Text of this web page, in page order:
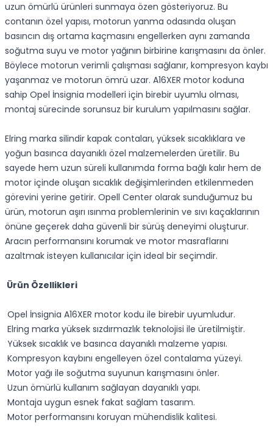
uzun ömürlü ürünleri sunmaya özen gösteriyoruz. Bu
contanın özel yapısı, motorun yanma odasında oluşan
basıncın dış ortama kaçmasını engellerken aynı zamanda
soğutma suyu ve motor yağının birbirine karışmasını da önler.
Böylece motorun verimli çalışması sağlanır, kompresyon kaybı
yaşanmaz ve motorun ömrü uzar. A16XER motor koduna
sahip Opel İnsignia modelleri için birebir uyumlu olması,
montaj sürecinde sorunsuz bir kurulum yapılmasını sağlar.
Elring marka silindir kapak contaları, yüksek sıcaklıklara ve
yoğun basınca dayanıklı özel malzemelerden üretilir. Bu
sayede hem uzun süreli kullanımda forma bağlı kalır hem de
motor içinde oluşan sıcaklık değişimlerinden etkilenmeden
görevini yerine getirir. Opell Center olarak sunduğumuz bu
ürün, motorun aşırı ısınma problemlerinin ve sıvı kaçaklarının
önüne geçerek daha güvenli bir sürüş deneyimi oluşturur.
Aracın performansını korumak ve motor masraflarını
azaltmak isteyen kullanıcılar için ideal bir seçimdir.
Ürün Özellikleri
Opel İnsignia A16XER motor kodu ile birebir uyumludur.
Elring marka yüksek sızdırmazlık teknolojisi ile üretilmiştir.
Yüksek sıcaklık ve basınca dayanıklı malzeme yapısı.
Kompresyon kaybını engelleyen özel contalama yüzeyi.
Motor yağı ile soğutma suyunun karışmasını önler.
Uzun ömürlü kullanım sağlayan dayanıklı yapı.
Montaja uygun esnek fakat sağlam tasarım.
Motor performansını koruyan mühendislik kalitesi.